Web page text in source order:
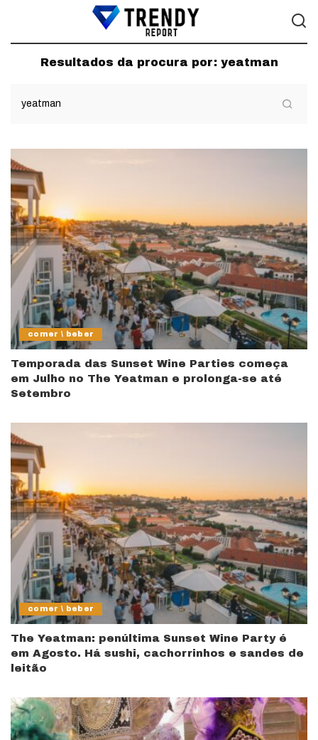
Resultados da procura por: yeatman
comer \ beber
Temporada das Sunset Wine Parties começa
em Julho no The Yeatman e prolonga-se até
Setembro
comer \ beber
The Yeatman: penúltima Sunset Wine Party é
em Agosto. Há sushi, cachorrinhos e sandes de
leitão